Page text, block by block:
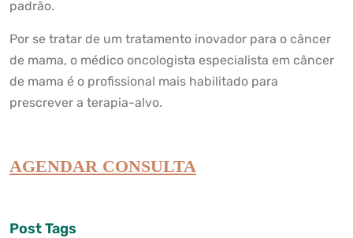
padrão.
Por se tratar de um tratamento inovador para o câncer
de mama, o médico oncologista especialista em câncer
de mama é o profissional mais habilitado para
prescrever a terapia-alvo.
AGENDAR CONSULTA
Post Tags